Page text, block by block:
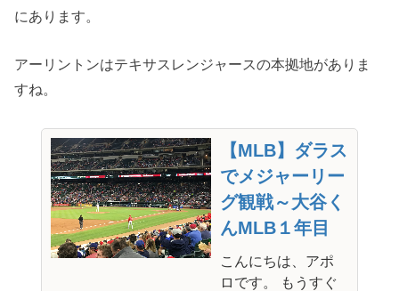
にあります。
アーリントンはテキサスレンジャースの本拠地がありま
すね。
【MLB】ダラス
でメジャーリー
グ観戦～大谷く
んMLB１年目
こんにちは、アポ
ロです。 もうすぐ